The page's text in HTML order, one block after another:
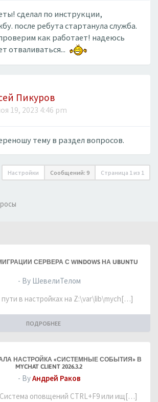
сделал по инструкции,
после ребута стартанула служба.
как работает! надеюсь
отваливаться...
Пикуров
19, 2023 4:46 pm
тему в раздел вопросов.
Настройки Сообщений: 9 Страница 1 из 1
СЕРВЕРА С WINDOWS НА UBUNTU
- By ШевелиТелом
в настройках на Z:\var\lib\mych[…]
ПОДРОБНЕЕ
НАСТРОЙКА «СИСТЕМНЫЕ СОБЫТИЯ» В
MYCHAT CLIENT 2026.3.2
- ByАндрей Раков
оповщений CTRL+F9 или ищ[…]